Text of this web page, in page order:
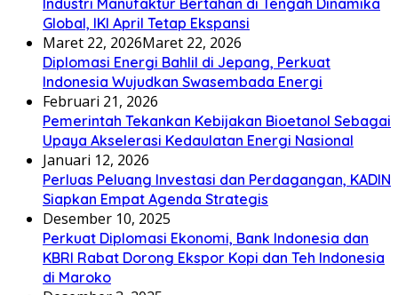
Global, IKI April Tetap Ekspansi
Maret 22, 2026Maret 22, 2026
Diplomasi Energi Bahlil di Jepang, Perkuat
Indonesia Wujudkan Swasembada Energi
Februari 21, 2026
Pemerintah Tekankan Kebijakan Bioetanol Sebagai
Upaya Akselerasi Kedaulatan Energi Nasional
Januari 12, 2026
Perluas Peluang Investasi dan Perdagangan, KADIN
Siapkan Empat Agenda Strategis
Desember 10, 2025
Perkuat Diplomasi Ekonomi, Bank Indonesia dan
KBRI Rabat Dorong Ekspor Kopi dan Teh Indonesia
di Maroko